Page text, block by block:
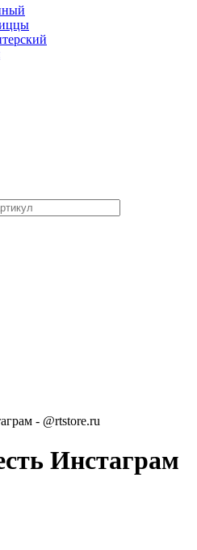
- @rtstore.ru
Инстаграм